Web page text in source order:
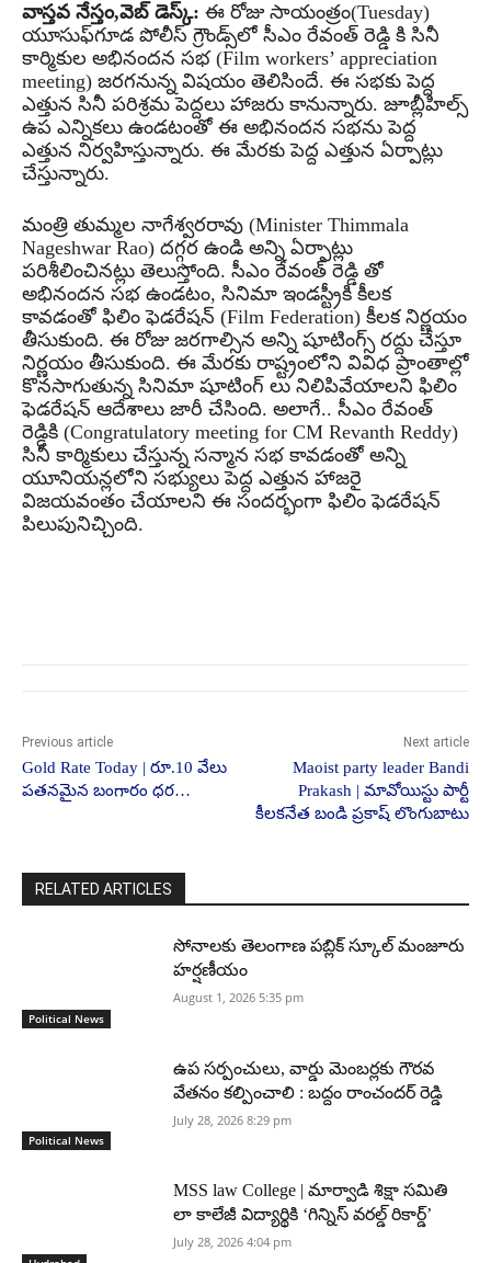
వాస్తవ నేస్తం,వెబ్ డెస్క్: ఈ రోజు సాయంత్రం(Tuesday)
యూసుఫ్‌గూడ పోలీస్ గ్రౌండ్స్‌లో సీఎం రేవంత్ రెడ్డి కి సినీ
కార్మికుల అభినందన సభ (Film workers’ appreciation
meeting) జరగనున్న విషయం తెలిసిందే. ఈ సభకు పెద్ద
ఎత్తున సినీ పరిశ్రమ పెద్దలు హాజరు కానున్నారు. జూబ్లీహిల్స్
ఉప ఎన్నికలు ఉండటంతో ఈ అభినందన సభను పెద్ద
ఎత్తున నిర్వహిస్తున్నారు. ఈ మేరకు పెద్ద ఎత్తున ఏర్పాట్లు
చేస్తున్నారు.
మంత్రి తుమ్మల నాగేశ్వరరావు (Minister Thimmala
Nageshwar Rao) దగ్గర ఉండి అన్ని ఏర్పాట్లు
పరిశీలించినట్లు తెలుస్తోంది. సీఎం రేవంత్ రెడ్డి తో
అభినందన సభ ఉండటం, సినిమా ఇండస్ట్రీకి కీలక
కావడంతో ఫిలిం ఫెడరేషన్ (Film Federation) కీలక నిర్ణయం
తీసుకుంది. ఈ రోజు జరగాల్సిన అన్ని షూటింగ్స్ రద్దు చేస్తూ
నిర్ణయం తీసుకుంది. ఈ మేరకు రాష్ట్రంలోని వివిధ ప్రాంతాల్లో
కొనసాగుతున్న సినిమా షూటింగ్ లు నిలిపివేయాలని ఫిలిం
ఫెడరేషన్ ఆదేశాలు జారీ చేసింది. అలాగే.. సీఎం రేవంత్
రెడ్డికి (Congratulatory meeting for CM Revanth Reddy)
సినీ కార్మికులు చేస్తున్న సన్మాన సభ కావడంతో అన్ని
యూనియన్లలోని సభ్యులు పెద్ద ఎత్తున హాజరై
విజయవంతం చేయాలని ఈ సందర్భంగా ఫిలిం ఫెడరేషన్
పిలుపునిచ్చింది.
Previous article
Gold Rate Today | రూ.10 వేలు
పతనమైన బంగారం ధర…
Next article
Maoist party leader Bandi
Prakash | మావోయిస్టు పార్టీ
కీలకనేత బండి ప్రకాష్ లొంగుబాటు
RELATED ARTICLES
Political News
సోనాలకు తెలంగాణ పబ్లిక్ స్కూల్ మంజూరు
హర్షణీయం
August 1, 2026 5:35 pm
Political News
ఉప సర్పంచులు, వార్డు మెంబర్లకు గౌరవ
వేతనం కల్పించాలి : బద్దం రాంచందర్ రెడ్డి
July 28, 2026 8:29 pm
MSS law College | మార్వాడి శిక్షా సమితి
లా కాలేజీ విద్యార్థికి ‘గిన్నిస్ వరల్డ్ రికార్డ్’
July 28, 2026 4:04 pm